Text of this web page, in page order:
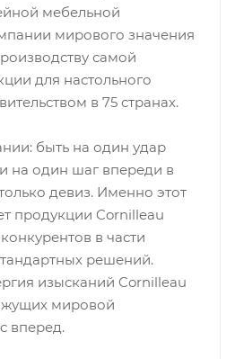
мебельной
мирового значения
самой
для настольного
в 75 странах.
быть на один удар
на один шаг впереди в
девиз. Именно этот
продукции Cornilleau
в части
решений.
изысканий Cornilleau
мировой
вперед.